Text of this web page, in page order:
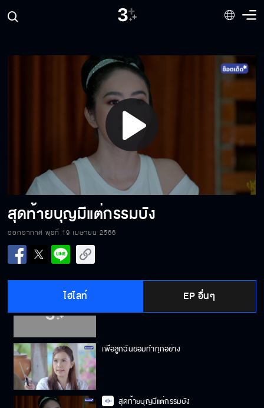
Play
Video
สุดท้ายบุญมีแต่กรรมบัง
ออกอากาศ พุธที่ 19 เมษายน 2566
ไฮไลท์ EP อื่นๆ
ใช้ความสนิทสนมเพื่อเติบโต
หุบปากไปเลย หยุดพูดได้โปรด
ดังแล้วเตรียมรับงานให้ดี ๆ นะ
เอะอะก็โทษกัน ฉันไม่ใช่กระโถน
เพื่อลูกฉันยอมทำทุกอย่าง
สุดท้ายบุญมีแต่กรรมบัง